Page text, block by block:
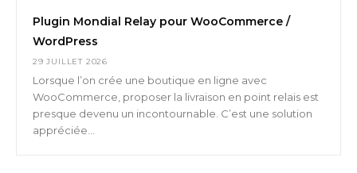
Plugin Mondial Relay pour WooCommerce /
WordPress
29 JUILLET 2026
Lorsque l’on crée une boutique en ligne avec
WooCommerce, proposer la livraison en point relais est
presque devenu un incontournable. C’est une solution
appréciée...